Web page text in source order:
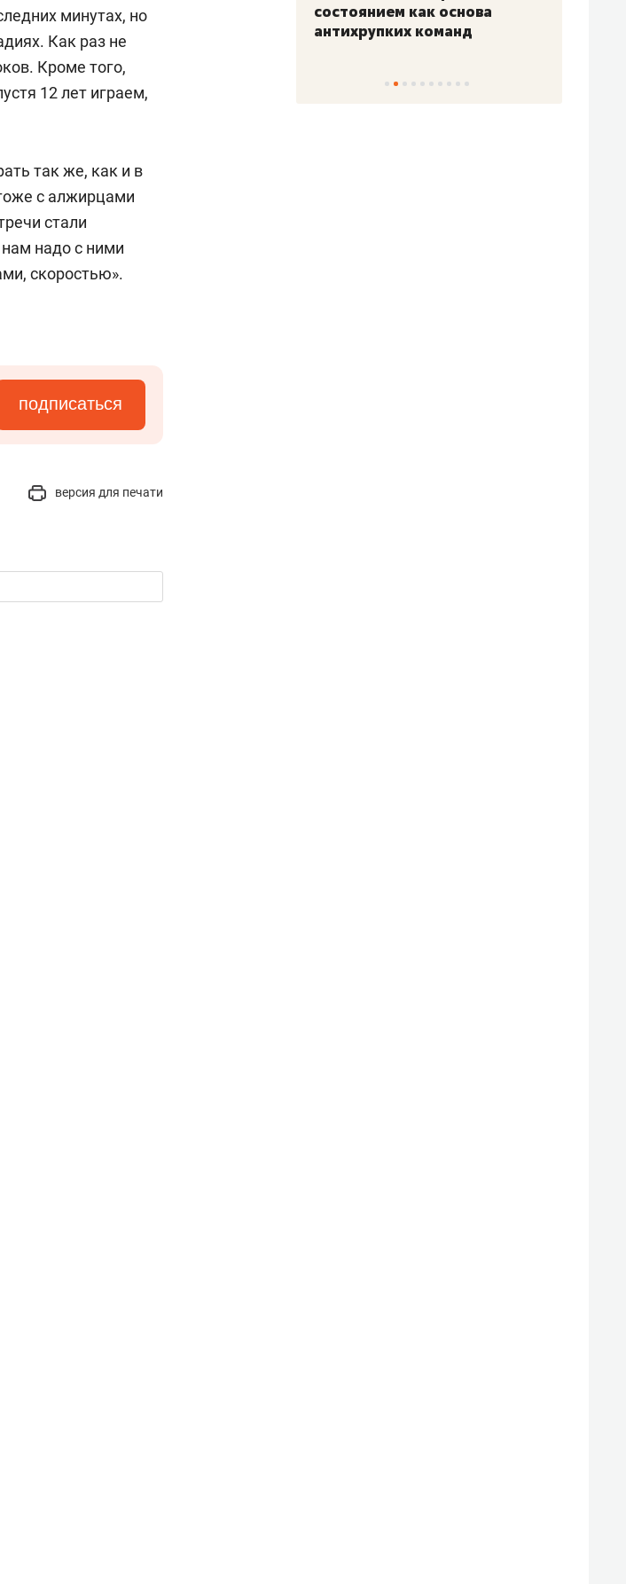
минутах, но
Как раз не
Кроме того,
12 лет играем,
так же, как и в
с алжирцами
стали
надо с ними
скоростью».
подписаться
версия для печати
состоянием как основа
антихрупких команд
«Гонка Героев»